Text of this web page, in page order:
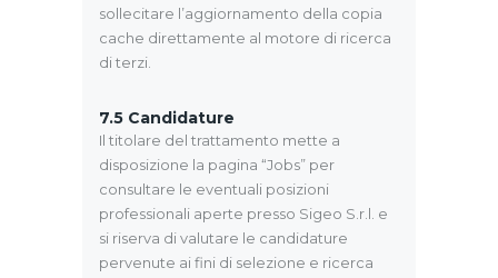
sollecitare l’aggiornamento della copia
cache direttamente al motore di ricerca
di terzi.
7.5 Candidature
Il titolare del trattamento mette a
disposizione la pagina “Jobs” per
consultare le eventuali posizioni
professionali aperte presso Sigeo S.r.l. e
si riserva di valutare le candidature
pervenute ai fini di selezione e ricerca